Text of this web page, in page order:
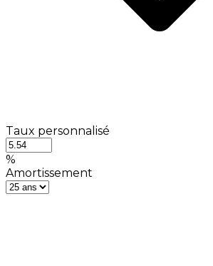
Taux personnalisé
%
Amortissement